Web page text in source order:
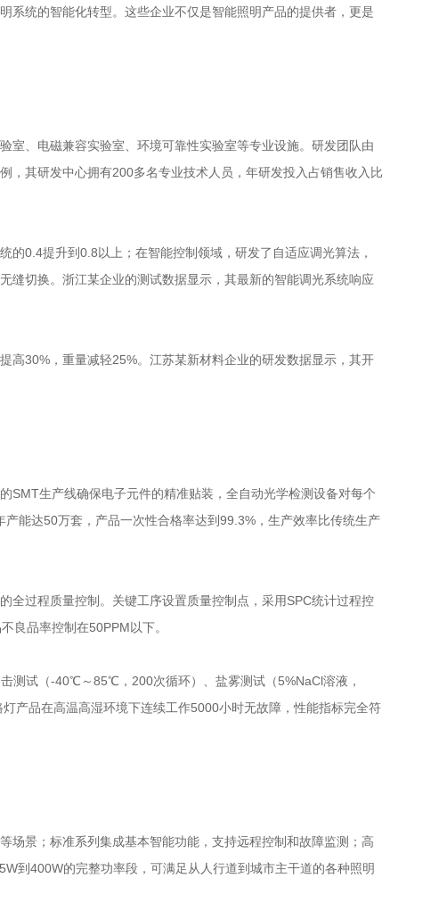
系统的智能化转型。这些企业不仅是智能照明产品的提供者，更是
室、电磁兼容实验室、环境可靠性实验室等专业设施。研发团队由
，其研发中心拥有200多名专业技术人员，年研发投入占销售收入比
0.4提升到0.8以上；在智能控制领域，研发了自适应调光算法，
缝切换。浙江某企业的测试数据显示，其最新的智能调光系统响应
高30%，重量减轻25%。江苏某新材料企业的研发数据显示，其开
SMT生产线确保电子元件的精准贴装，全自动光学检测设备对每个
能达50万套，产品一次性合格率达到99.3%，生产效率比传统生产
全过程质量控制。关键工序设置质量控制点，采用SPC统计过程控
良品率控制在50PPM以下。
测试（-40℃～85℃，200次循环）、盐雾测试（5%NaCl溶液，
产品在高温高湿环境下连续工作5000小时无故障，性能指标完全符
场景；标准系列集成基本智能功能，支持远程控制和故障监测；高
到400W的完整功率段，可满足从人行道到城市主干道的各种照明